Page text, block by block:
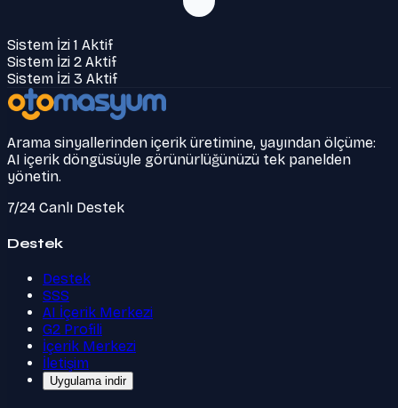
Sistem İzi 1 Aktif
Sistem İzi 2 Aktif
Sistem İzi 3 Aktif
Arama sinyallerinden içerik üretimine, yayından ölçüme:
AI içerik döngüsüyle görünürlüğünüzü tek panelden
yönetin.
7/24 Canlı Destek
Destek
Destek
SSS
AI İçerik Merkezi
G2 Profili
İçerik Merkezi
İletişim
Uygulama indir